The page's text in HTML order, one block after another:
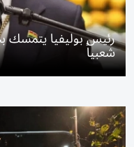
رئيس بوليفيا يتمسك
شعبياً